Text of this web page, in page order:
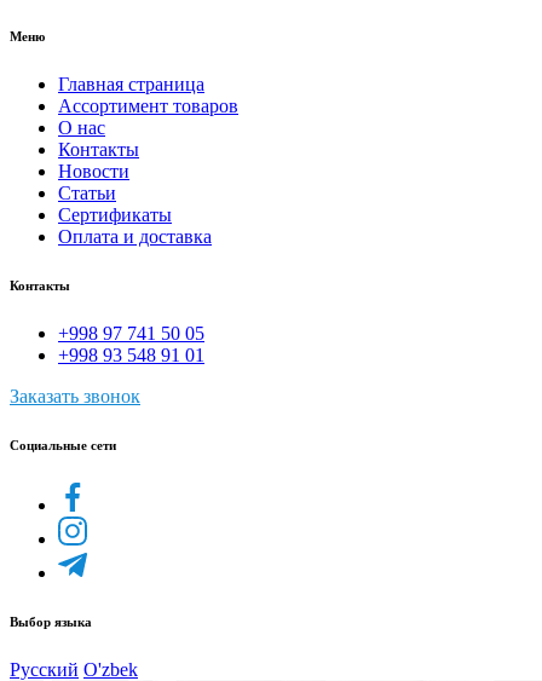
Меню
Главная страница
Ассортимент товаров
О нас
Контакты
Новости
Статьи
Сертификаты
Оплата и доставка
Контакты
+998 97 741 50 05
+998 93 548 91 01
Заказать звонок
Социальные сети
Выбор языка
Русский O'zbek